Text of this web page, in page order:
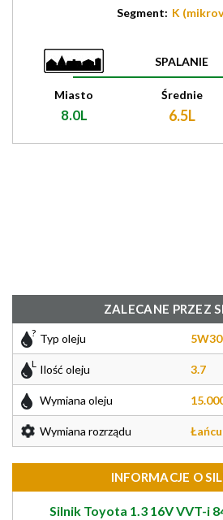
Segment: K
SPALANIE
Miasto
8.0L
Średnie
6.5L
ZALECANE PRZEZ
Typ oleju 5W30
Ilość oleju 3.7
Wymiana oleju
Wymiana rozrządu
INFORMACJE O
Silnik Toyota 1.3 16V VVT-i